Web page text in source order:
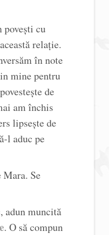
povești cu
relație.
în note
mine pentru
de
am închis
lipsește de
l aduc pe
Se
adun muncită
. O să compun